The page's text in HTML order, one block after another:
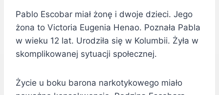
Pablo Escobar miał żonę i dwoje dzieci. Jego
żona to Victoria Eugenia Henao. Poznała Pabla
w wieku 12 lat. Urodziła się w Kolumbii. Żyła w
skomplikowanej sytuacji społecznej.
Życie u boku barona narkotykowego miało